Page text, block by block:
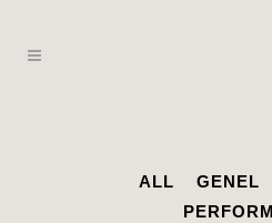
ALL GENEL